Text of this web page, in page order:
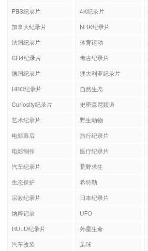
PBS纪录片
4K纪录片
加拿大纪录片
NHK纪录片
法国纪录片
体育运动
CH4纪录片
考古纪录片
德国纪录片
澳大利亚纪录片
HBO纪录片
自然生态
Curiosity纪录片
史密森尼频道
艺术纪录片
野生动物
电影幕后
旅行纪录片
电影制作
医疗纪录片
汽车纪录片
荒野求生
生态保护
希特勒
宗教纪录片
日本纪录片
纳粹记录
UFO
HULU纪录片
外星生命
汽车改装
足球